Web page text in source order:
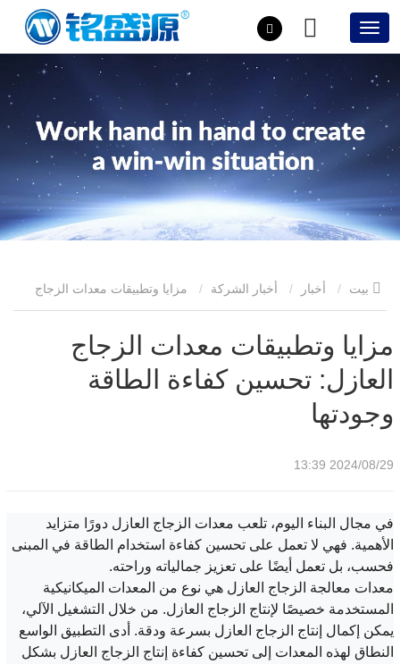
أخبار أخبار الشركة مزايا وتطبيقات معدات الزجاج
العازل: تحسين كفاءة الطاقة وجودتها
مزايا وتطبيقات معدات الزجاج
العازل: تحسين كفاءة الطاقة
وجودتها
2024/08/29 13:39
في مجال البناء اليوم، تلعب معدات الزجاج العازل دورًا متزايد
الأهمية. فهي لا تعمل على تحسين كفاءة استخدام الطاقة في المبنى
فحسب، بل تعمل أيضًا على تعزيز جمالياته وراحته.
معدات معالجة الزجاج العازل هي نوع من المعدات الميكانيكية
المستخدمة خصيصًا لإنتاج الزجاج العازل. من خلال التشغيل الآلي،
يمكن إكمال إنتاج الزجاج العازل بسرعة ودقة. أدى التطبيق الواسع
النطاق لهذه المعدات إلى تحسين كفاءة إنتاج الزجاج العازل بشكل